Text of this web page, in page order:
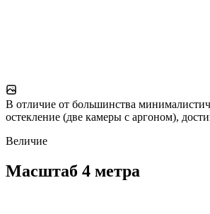
В отличие от большинства
остекление (две камеры с аргоном),
Величие
Масштаб 4 метра